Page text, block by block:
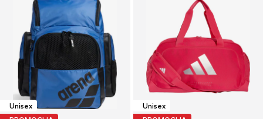
Unisex
Unisex